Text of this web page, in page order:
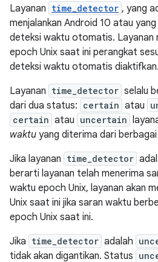
Layanan time_detector , yang
menjalankan Android 10 atau
deteksi waktu otomatis. Layanan
epoch Unix saat ini perangkat
deteksi waktu otomatis diaktifkan.
Layanan time_detector selalu
dari dua status: certain atau
certain atau uncertain
waktu yang diterima dari berbagai
Jika layanan time_detector
berarti layanan telah menerima
waktu epoch Unix, layanan akan
Unix saat ini jika saran waktu
epoch Unix saat ini.
Jika time_detector adalah
tidak akan digantikan. Status